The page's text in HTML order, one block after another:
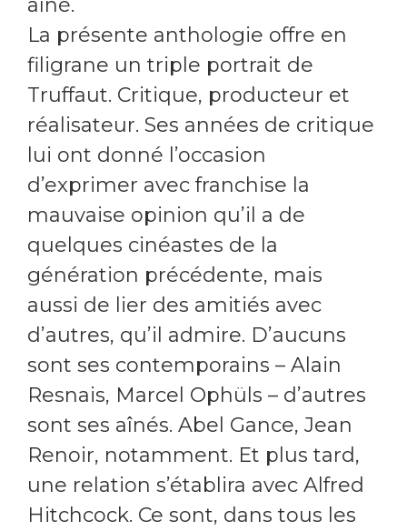
La présente anthologie offre en
filigrane un triple portrait de
Truffaut. Critique, producteur et
réalisateur. Ses années de critique
lui ont donné l’occasion
d’exprimer avec franchise la
mauvaise opinion qu’il a de
quelques cinéastes de la
génération précédente, mais
aussi de lier des amitiés avec
d’autres, qu’il admire. D’aucuns
sont ses contemporains – Alain
Resnais, Marcel Ophüls – d’autres
sont ses aînés. Abel Gance, Jean
Renoir, notamment. Et plus tard,
une relation s’établira avec Alfred
Hitchcock. Ce sont, dans tous les